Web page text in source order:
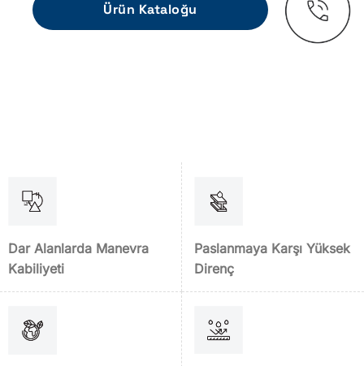
Ürün Kataloğu
Dar Alanlarda Manevra
Kabiliyeti
Paslanmaya Karşı Yüksek
Direnç